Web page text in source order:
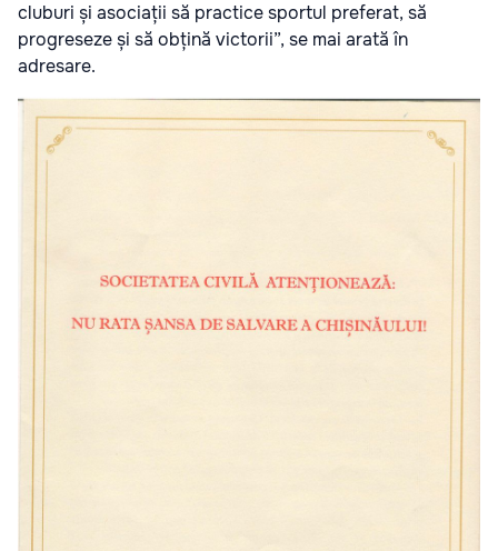
cluburi și asociații să practice sportul preferat, să
progreseze și să obțină victorii”, se mai arată în
adresare.